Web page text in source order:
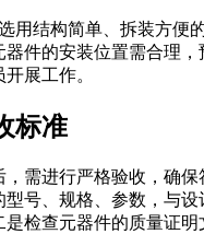
用结构简单、拆装方便
件的安装位置需合理，
展工作。
标准
，需进行严格验收，确保
号、规格、参数，与设
检查元器件的质量证明